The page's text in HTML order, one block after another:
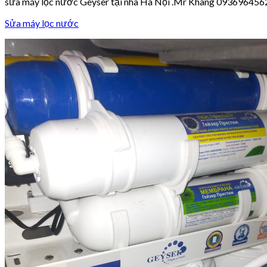
Sửa máy lọc nước